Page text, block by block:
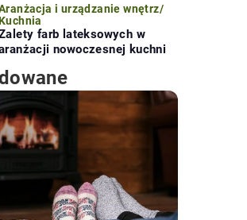
i urządzanie wnętrz/
farb lateksowych w
nowoczesnej kuchni